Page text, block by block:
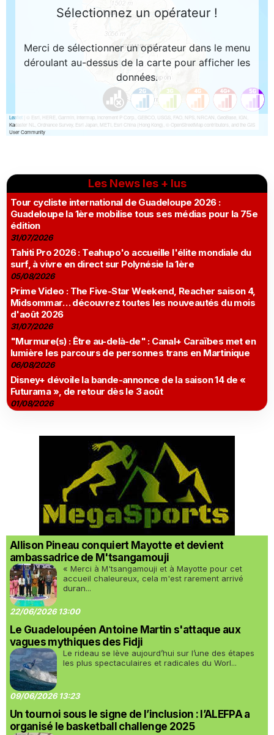
Les News les + lus
Tour cycliste international de Guadeloupe 2026 :
Guadeloupe la 1ère mobilise tous ses médias pour la 75e
édition
31/07/2026
Tahiti Pro 2026 : Teahupo'o accueille l'élite mondiale du
surf, à vivre en direct sur Polynésie la 1ère
05/08/2026
Prime Video : The Five-Star Weekend, Reacher saison 4,
Midsommar… découvrez toutes les nouveautés du mois
d'août 2026
31/07/2026
"Murmure(s) : Être au-delà-de" : Canal+ Caraïbes met en
lumière les parcours de personnes trans en Martinique
06/08/2026
Disney+ dévoile la bande-annonce de la saison 14 de «
Futurama », de retour dès le 3 août
01/08/2026
Allison Pineau conquiert Mayotte et devient
ambassadrice de M'tsangamouji
« Merci à M'tsangamouji et à Mayotte pour cet
accueil chaleureux, cela m'est rarement arrivé
duran...
22/06/2026 13:00
Le Guadeloupéen Antoine Martin s'attaque aux
vagues mythiques des Fidji
Le rideau se lève aujourd’hui sur l’une des étapes
les plus spectaculaires et radicales du Worl...
09/06/2026 13:23
Un tournoi sous le signe de l’inclusion : l’ALEFPA a
organisé le basketball challenge 2025